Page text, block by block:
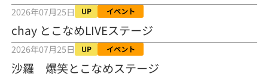
祭で満面の笑み／常滑 - 日刊スポーツ
2026年08月04日
【ボート】とこなめルーキーＳ 宮崎心之介がデビューから１年９カ
月で初優勝
2026年08月04日
2026年07月25日 UP イベント
chay とこなめLIVEステージ
2026年07月25日 UP イベント
沙羅 爆笑とこなめステージ